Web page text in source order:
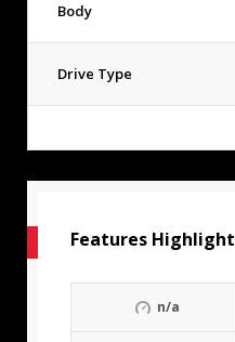
Body
Drive Type
Features Highlight
n/a